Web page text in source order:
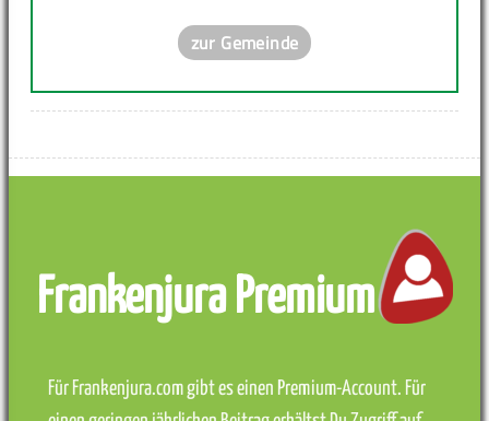
zur Gemeinde
Frankenjura Premium
Für Frankenjura.com gibt es einen Premium-Account. Für